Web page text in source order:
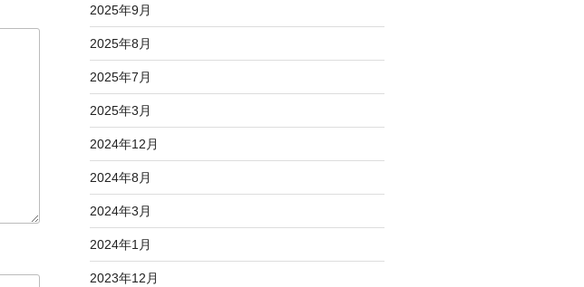
2025年9月
2025年8月
2025年7月
2025年3月
2024年12月
2024年8月
2024年3月
2024年1月
2023年12月